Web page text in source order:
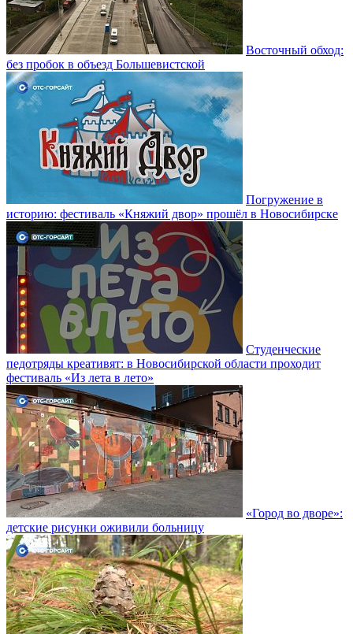
Восточный обход:
без пробок в объезд Большевистской
Погружение в
историю: фестиваль «Княжий двор» прошёл в Новосибирске
Студенческие
педотряды креативят: в Новосибирской области проходит
фестиваль «Из лета в лето»
«Город во дворе»:
детские рисунки оживили больницу